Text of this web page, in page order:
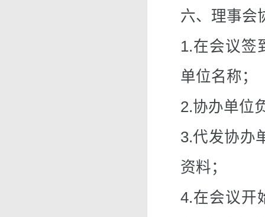
六、理事会
1.在会议签
单位名称；
2.协办单位
3.代发协办
资料；
4.在会议开